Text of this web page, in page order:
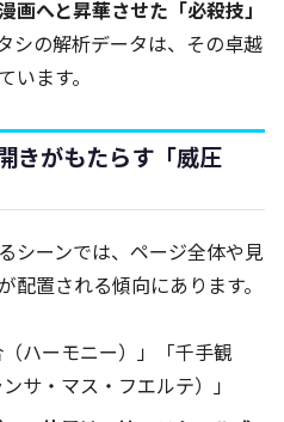
画へと昇華させた「必殺技」
シの解析データは、その卓越
います。
きがもたらす「威圧
シーンでは、ページ全体や見
配置される傾向にあります。
（ハーモニー）」「千手観
サ・マス・フエルテ）」